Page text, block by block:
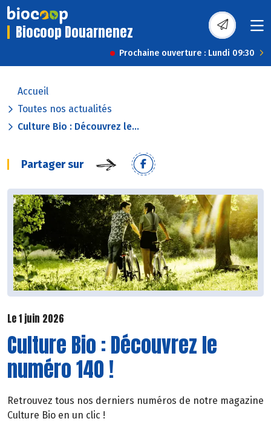
Biocoop Douarnenez
Prochaine ouverture : Lundi 09:30
Accueil
Toutes nos actualités
Culture Bio : Découvrez le...
Partager sur
Le 1 juin 2026
Culture Bio : Découvrez le
numéro 140 !
Retrouvez tous nos derniers numéros de notre magazine
Culture Bio en un clic !